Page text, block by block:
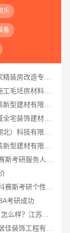
乐
备
居安天成：西安未央区省心家装施工毛坯房材料靠谱
靠谱全屋装修公司多少钱南通宏域全宅装饰建材有限公司
考研成功
东钢科技304不锈钢家具定制工厂怎么样？江苏东钢金属科技有限公司详解